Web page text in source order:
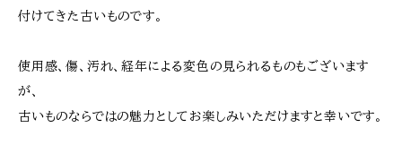
付けてきた古いものです。
使用感、傷、汚れ、経年による変色の見られるものもございます
が、
古いものならではの魅力としてお楽しみいただけますと幸いです。